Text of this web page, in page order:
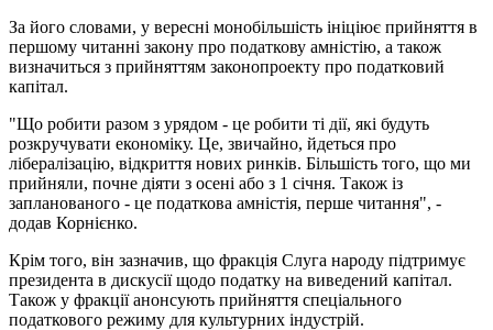
За його словами, у вересні монобільшість ініціює прийняття в
першому читанні закону про податкову амністію, а також
визначиться з прийняттям законопроекту про податковий
капітал.
"Що робити разом з урядом - це робити ті дії, які будуть
розкручувати економіку. Це, звичайно, йдеться про
лібералізацію, відкриття нових ринків. Більшість того, що ми
прийняли, почне діяти з осені або з 1 січня. Також із
запланованого - це податкова амністія, перше читання", -
додав Корнієнко.
Крім того, він зазначив, що фракція Слуга народу підтримує
президента в дискусії щодо податку на виведений капітал.
Також у фракції анонсують прийняття спеціального
податкового режиму для культурних індустрій.